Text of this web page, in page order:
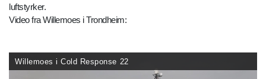
luftstyrker.
Video fra Willemoes i Trondheim: